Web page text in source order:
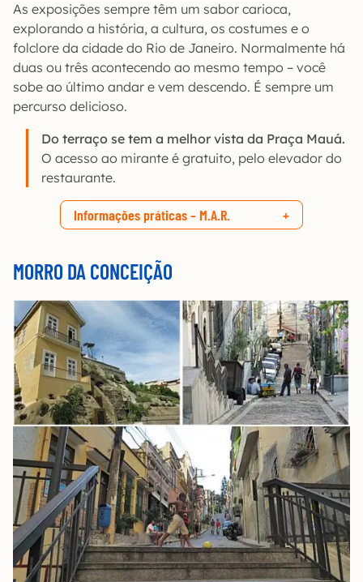
As exposições sempre têm um sabor carioca,
explorando a história, a cultura, os costumes e o
folclore da cidade do Rio de Janeiro. Normalmente há
duas ou três acontecendo ao mesmo tempo – você
sobe ao último andar e vem descendo. É sempre um
percurso delicioso.
Do terraço se tem a melhor vista da Praça Mauá.
O acesso ao mirante é gratuito, pelo elevador do
restaurante.
Informações práticas – M.A.R.
MORRO DA CONCEIÇÃO